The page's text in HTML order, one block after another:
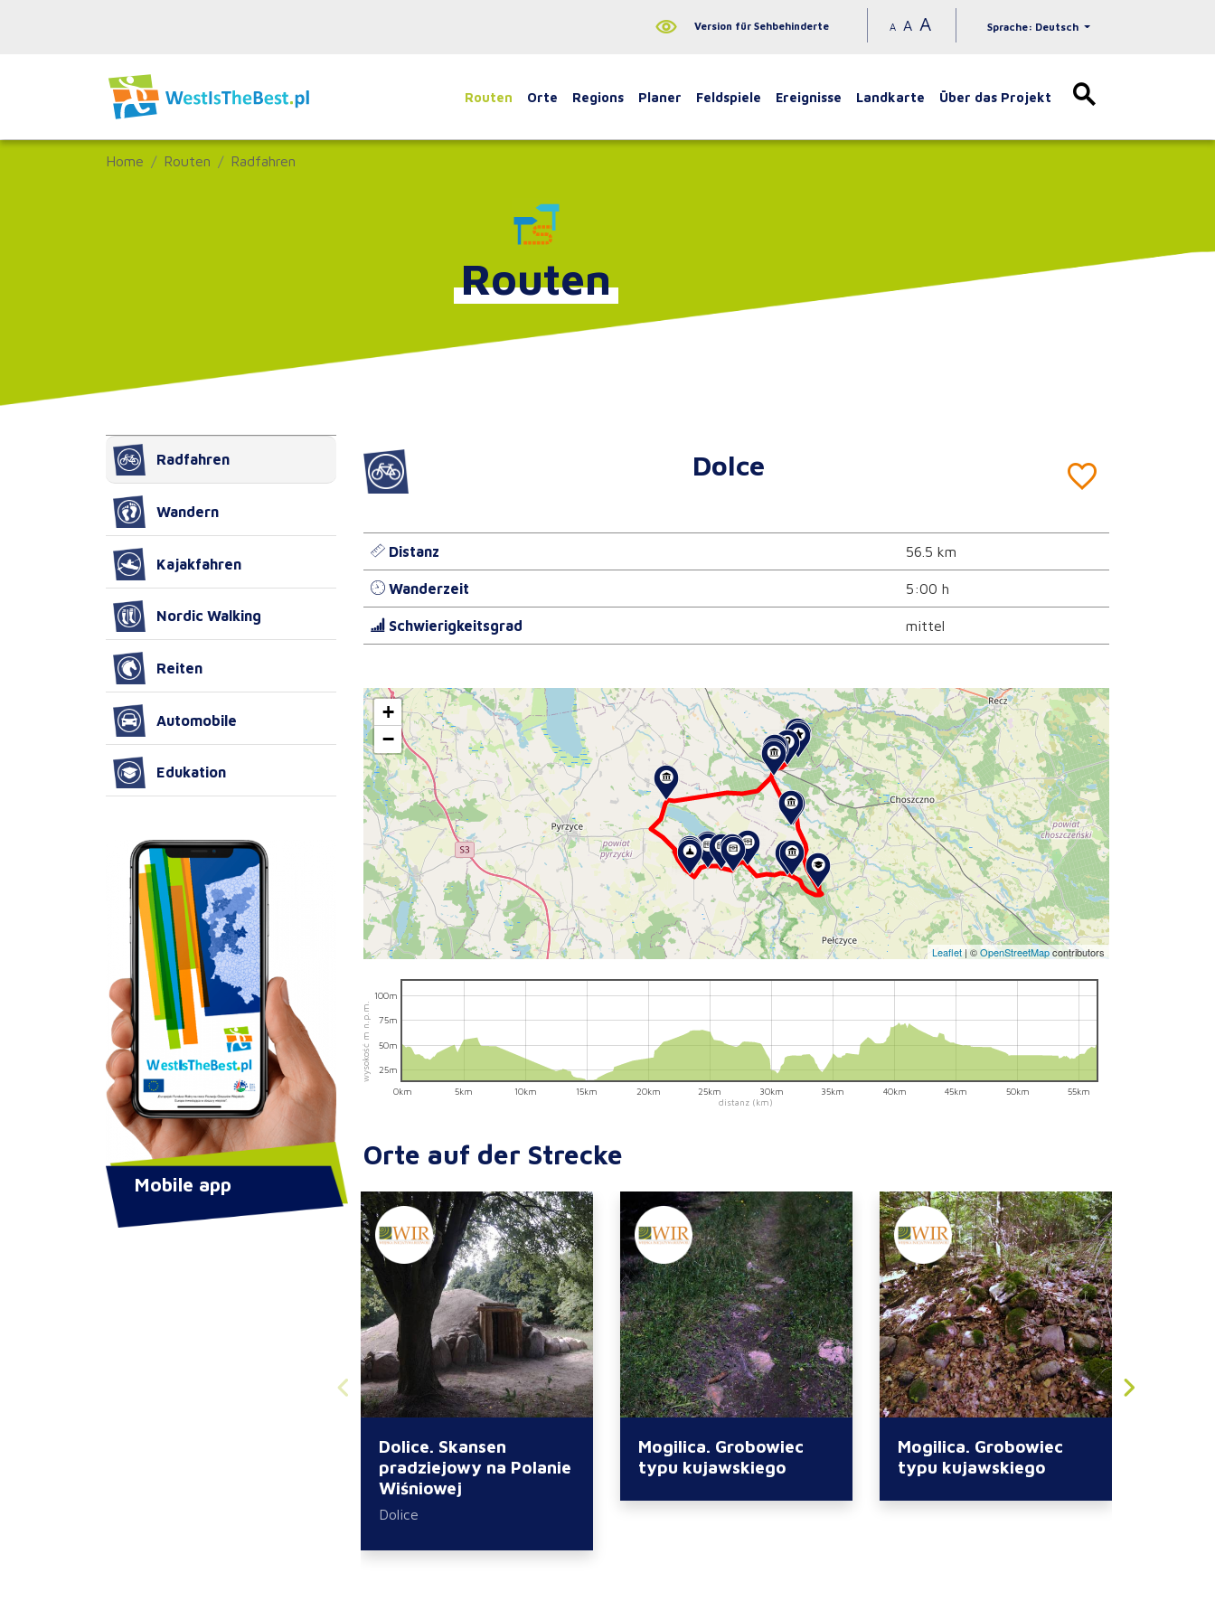
Version für Sehbehinderte A A A Sprache: Deutsch
Routen Orte Regions Planer Feldspiele Ereignisse Landkarte Über das Projekt
Home Routen Radfahren
Routen
Dolce
Distanz 56.5 km
Wanderzeit 5:00 h
Schwierigkeitsgrad mittel
+
−
Leaflet | ©OpenStreetMapcontributors
distanz (km)
wysokość m n.p.m.
0km 5km 10km 15km 20km 25km 30km 35km 40km 45km 50km 55km
25m
50m
75m
100m
Orte auf der Strecke
Dolice. Skansen
pradziejowy na Polanie
Wiśniowej
Dolice
Mogilica. Grobowiec
typu kujawskiego
Mogilica. Grobowiec
typu kujawskiego
Radfahren
Wandern
Kajakfahren
Nordic Walking
Reiten
Automobile
Edukation
Mobile app